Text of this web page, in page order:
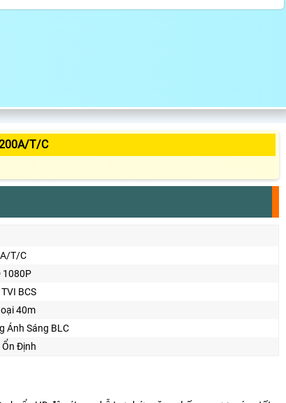
T/C
T/C
1080P
BCS
40m
Ánh Sáng BLC
Định